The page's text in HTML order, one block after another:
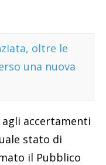
oltre le
una nuova
accertamenti
stato di
il Pubblico